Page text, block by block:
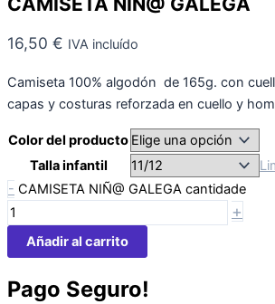
16,50 € IVA incluído
Camiseta 100% algodón de 165g. con
capas y costuras reforzada en cuello y
Color del producto
Talla infantil
- CAMISETA NIÑ@ GALEGA cantidade
+
Añadir al carrito
Pago Seguro!